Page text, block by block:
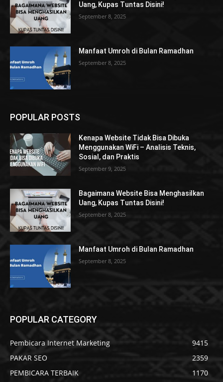
Uang, Kupas Tuntas Disini!
September 8, 2025
Manfaat Umroh di Bulan Ramadhan
September 8, 2025
POPULAR POSTS
Kenapa Website Tidak Bisa Dibuka
Menggunakan WiFi – Analisis Teknis,
Sosial, dan Praktis
September 9, 2025
Bagaimana Website Bisa Menghasilkan
Uang, Kupas Tuntas Disini!
September 8, 2025
Manfaat Umroh di Bulan Ramadhan
September 8, 2025
POPULAR CATEGORY
Pembicara Internet Marketing
9415
PAKAR SEO
2359
PEMBICARA TERBAIK
1170